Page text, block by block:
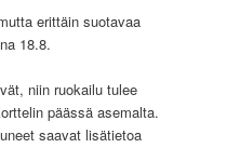
erittäin suotavaa
18.8.
niin ruokailu tulee
päässä asemalta.
saavat lisätietoa